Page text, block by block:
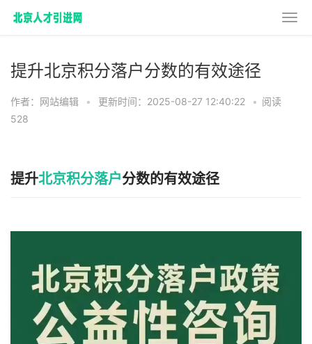
提升北京积分落户分数的有效途径
作者：网站编辑 • 更新时间：2025-08-27 12:40:22 • 阅读
528
提升北京积分落户分数的有效途径